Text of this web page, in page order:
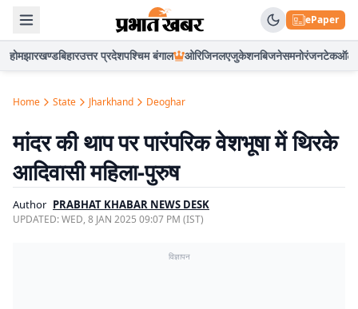
ePaper
होमझारखण्डबिहारउत्तर प्रदेशपश्चिम बंगाल ओरिजिनलएजुकेशनबिजनेसमनोरंजनटेकऑटो
Home State Jharkhand Deoghar
मांदर की थाप पर पारंपरिक वेशभूषा में थिरके
आदिवासी महिला-पुरुष
Author PRABHAT KHABAR NEWS DESK
UPDATED:WED, 8 JAN 2025 09:07 PM (IST)
विज्ञापन